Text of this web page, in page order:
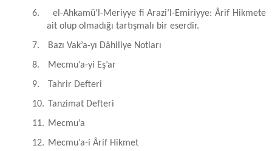
6.
el-Ahkamü’l-Meriyye fi Arazi’l-Emiriyye: Ârif Hikmete
ait olup olmadığı tartışmalı bir eserdir.
7.
Bazı Vak’a-yı Dâhiliye Notları
8.
Mecmu’a-yi Eş’ar
9.
Tahrir Defteri
10.
Tanzimat Defteri
11. Mecmu’a
12. Mecmu’a-i Ârif Hikmet